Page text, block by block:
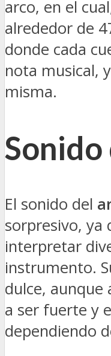
arco, en el
alrededor de
donde cada
nota musical,
misma.
Sonido
El sonido del
sorpresivo, ya
interpretar
instrumento.
dulce, aunque
a ser fuerte y
dependiendo